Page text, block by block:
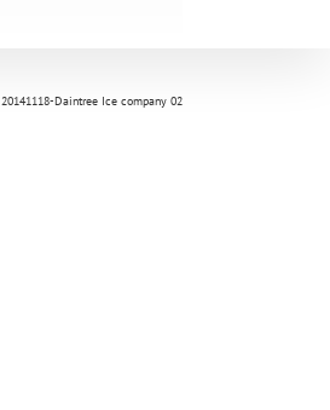
20141118-Daintree Ice company 02